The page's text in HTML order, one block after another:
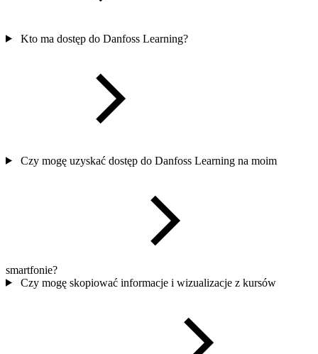
Kto ma dostęp do Danfoss Learning?
Czy mogę uzyskać dostęp do Danfoss Learning na moim
smartfonie?
Czy mogę skopiować informacje i wizualizacje z kursów